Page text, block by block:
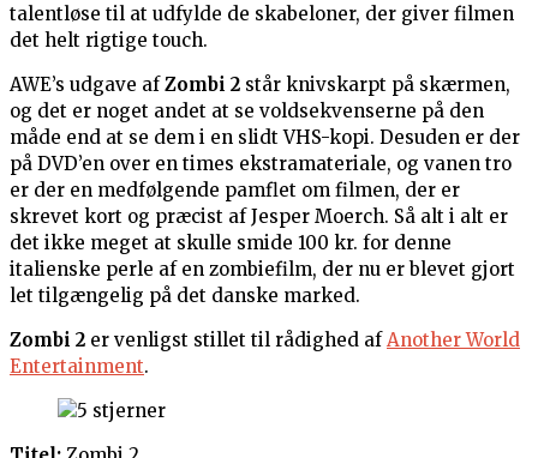
talentløse til at udfylde de skabeloner, der giver filmen
det helt rigtige touch.
AWE’s udgave afZombi 2 står knivskarpt på skærmen,
og det er noget andet at se voldsekvenserne på den
måde end at se dem i en slidt VHS-kopi. Desuden er der
på DVD’en over en times ekstramateriale, og vanen tro
er der en medfølgende pamflet om filmen, der er
skrevet kort og præcist af Jesper Moerch. Så alt i alt er
det ikke meget at skulle smide 100 kr. for denne
italienske perle af en zombiefilm, der nu er blevet gjort
let tilgængelig på det danske marked.
Zombi 2 er venligst stillet til rådighed afAnother World
Entertainment.